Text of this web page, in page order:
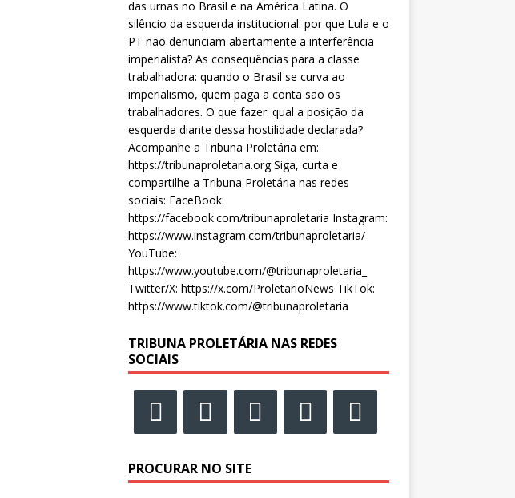
das urnas no Brasil e na América Latina. O
silêncio da esquerda institucional: por que Lula e o
PT não denunciam abertamente a interferência
imperialista? As consequências para a classe
trabalhadora: quando o Brasil se curva ao
imperialismo, quem paga a conta são os
trabalhadores. O que fazer: qual a posição da
esquerda diante dessa hostilidade declarada?
Acompanhe a Tribuna Proletária em:
https://tribunaproletaria.org Siga, curta e
compartilhe a Tribuna Proletária nas redes
sociais: FaceBook:
https://facebook.com/tribunaproletaria Instagram:
https://www.instagram.com/tribunaproletaria/
YouTube:
https://www.youtube.com/@tribunaproletaria_
Twitter/X: https://x.com/ProletarioNews TikTok:
https://www.tiktok.com/@tribunaproletaria
TRIBUNA PROLETÁRIA NAS REDES
SOCIAIS
PROCURAR NO SITE